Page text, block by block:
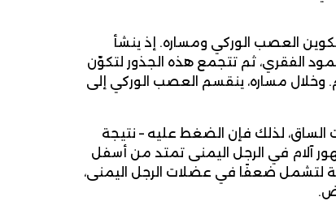
العصب الوركي ومساره. إذ ينشأ
الفقري، ثم تتجمع هذه الجذور لتكوّن
مساره، ينقسم العصب الوركي إلى
لذلك فإن الضغط عليه – نتيجة
آلام في الرجل اليمنى تمتد من أسفل
لتشمل ضعفًا في عضلات الرجل اليمنى،